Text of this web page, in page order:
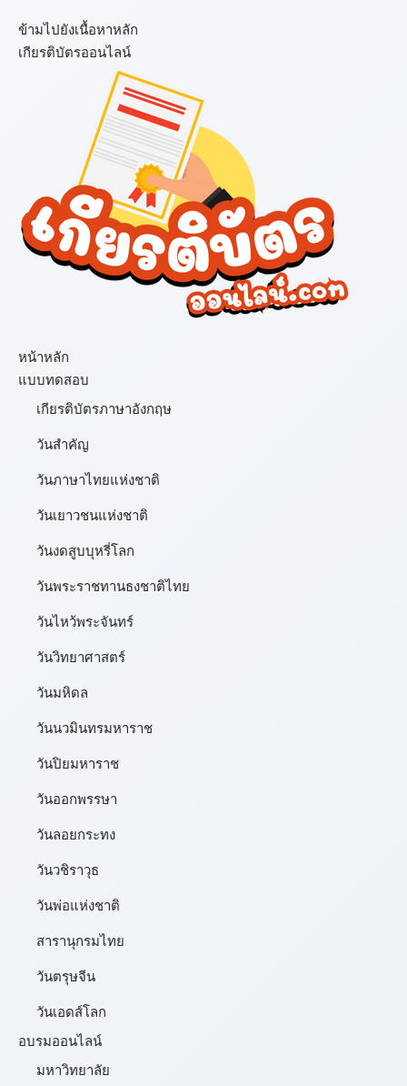
ข้ามไปยังเนื้อหาหลัก
เกียรติบัตรออนไลน์
หน้าหลัก
แบบทดสอบ
เกียรติบัตรภาษาอังกฤษ
วันสำคัญ
วันภาษาไทยแห่งชาติ
วันเยาวชนแห่งชาติ
วันงดสูบบุหรี่โลก
วันพระราชทานธงชาติไทย
วันไหว้พระจันทร์​
วันวิทยาศาสตร์
วันมหิดล
วันนวมินทรมหาราช
วันปิยมหาราช
วันออกพรรษา
วันลอยกระทง
วันวชิราวุธ
วันพ่อแห่งชาติ
สารานุกรมไทย
วันตรุษจีน
วันเอดส์โลก
อบรมออนไลน์
มหาวิทยาลัย